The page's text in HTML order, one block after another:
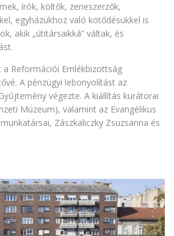
írók, költők, zeneszerzők,
egyházukhoz való kötődésükkel is
akik „útitársaikká” váltak, és
Reformációi Emlékbizottság
A pénzügyi lebonyolítást az
végezte. A kiállítás kurátorai
Múzeum), valamint az Evangélikus
Zászkaliczky Zsuzsanna és